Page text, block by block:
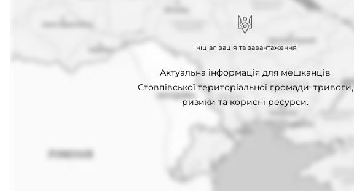
Актуальна інформація для мешканців
Стовпівської територіальної громади: тривоги,
ризики та корисні ресурси.
ініціалізація та завантаження